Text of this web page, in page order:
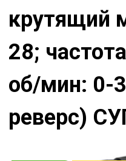
крутящий
28;
об/мин: 0-
реверс)